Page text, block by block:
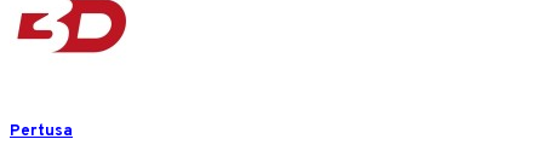
Pertusa